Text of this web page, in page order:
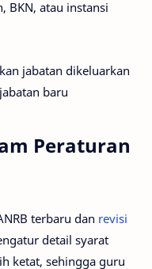
BKN, atau instansi
jabatan dikeluarkan
baru
Peraturan
terbaru dan revisi
detail syarat
ketat, sehingga guru